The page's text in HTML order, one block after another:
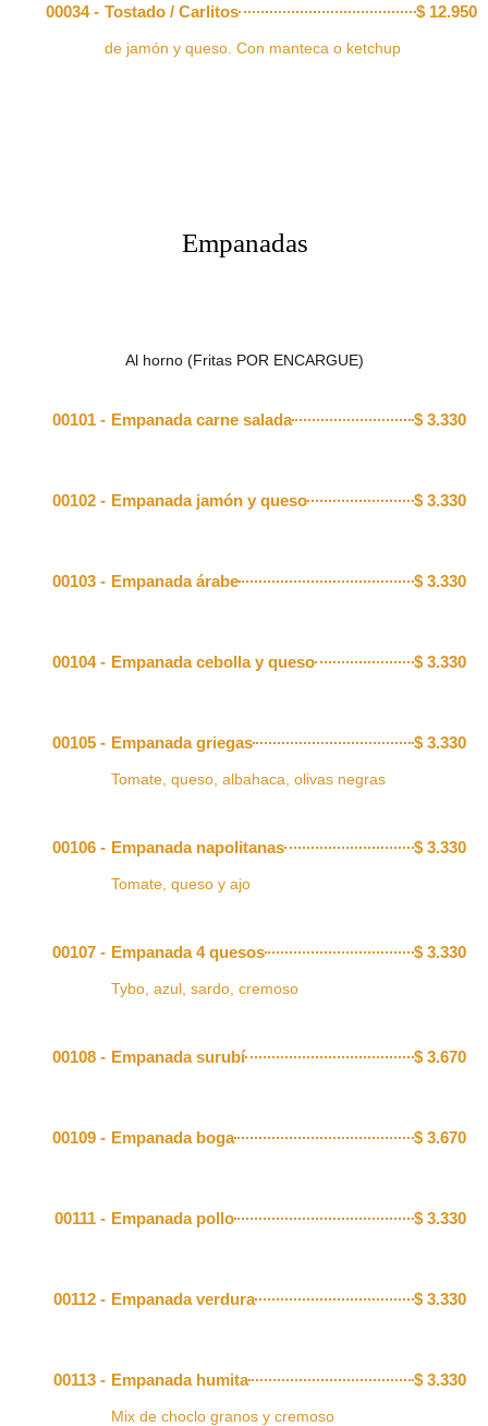
00034 - Tostado / Carlitos $12.950
de jamón y queso. Con manteca o ketchup
Empanadas
Al horno (Fritas POR ENCARGUE)
00101 - Empanada carne salada $3.330
00102 - Empanada jamón y queso $3.330
00103 - Empanada árabe $3.330
00104 - Empanada cebolla y queso $3.330
00105 - Empanada griegas $3.330
Tomate, queso, albahaca, olivas negras
00106 - Empanada napolitanas $3.330
Tomate, queso y ajo
00107 - Empanada 4 quesos $3.330
Tybo, azul, sardo, cremoso
00108 - Empanada surubí $3.670
00109 - Empanada boga $3.670
00111 - Empanada pollo $3.330
00112 - Empanada verdura $3.330
00113 - Empanada humita $3.330
Mix de choclo granos y cremoso